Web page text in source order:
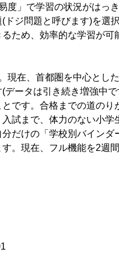
度」で学習の状況がはっ
ドジ問題と呼びます)を選
ため、効率的な学習が可
現在、首都圏を中心とし
ータは引き続き増強中
です。合格までの道のり
試まで、体力のない小学
だけの「学校別バインダ
。現在、フル機能を2週